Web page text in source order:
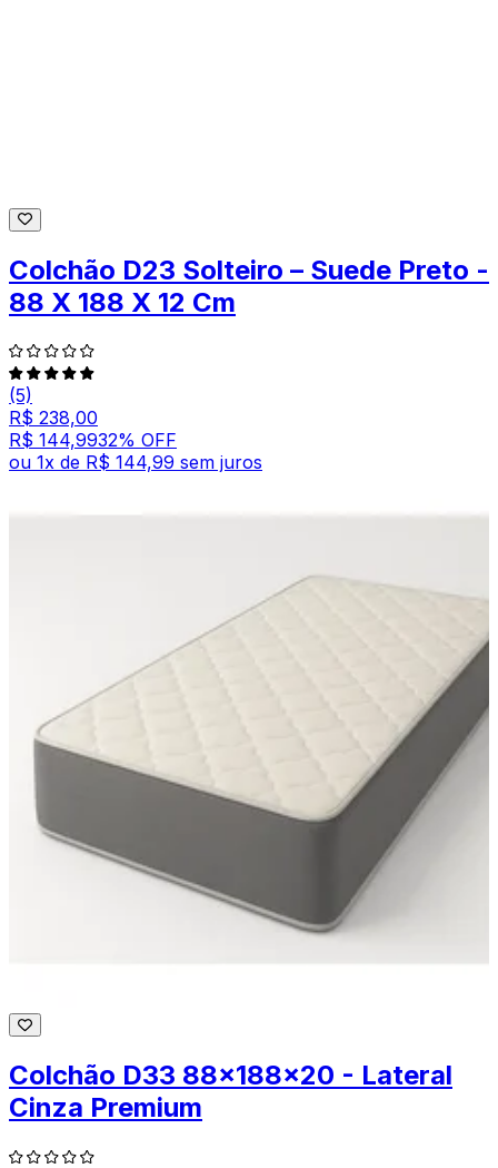
Colchão D23 Solteiro – Suede Preto -
88 X 188 X 12 Cm
(5)
R$ 238,00
R$ 144,9932% OFF
ou 1x de R$ 144,99 sem juros
Colchão D33 88x188x20 - Lateral
Cinza Premium